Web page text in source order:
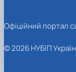
Офіційний портал
© 2026 НУБІП